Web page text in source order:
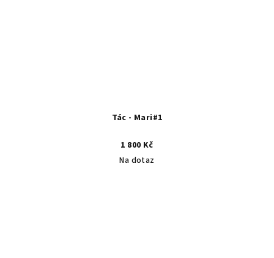
Tác - Mari#1
1 800 Kč
Na dotaz